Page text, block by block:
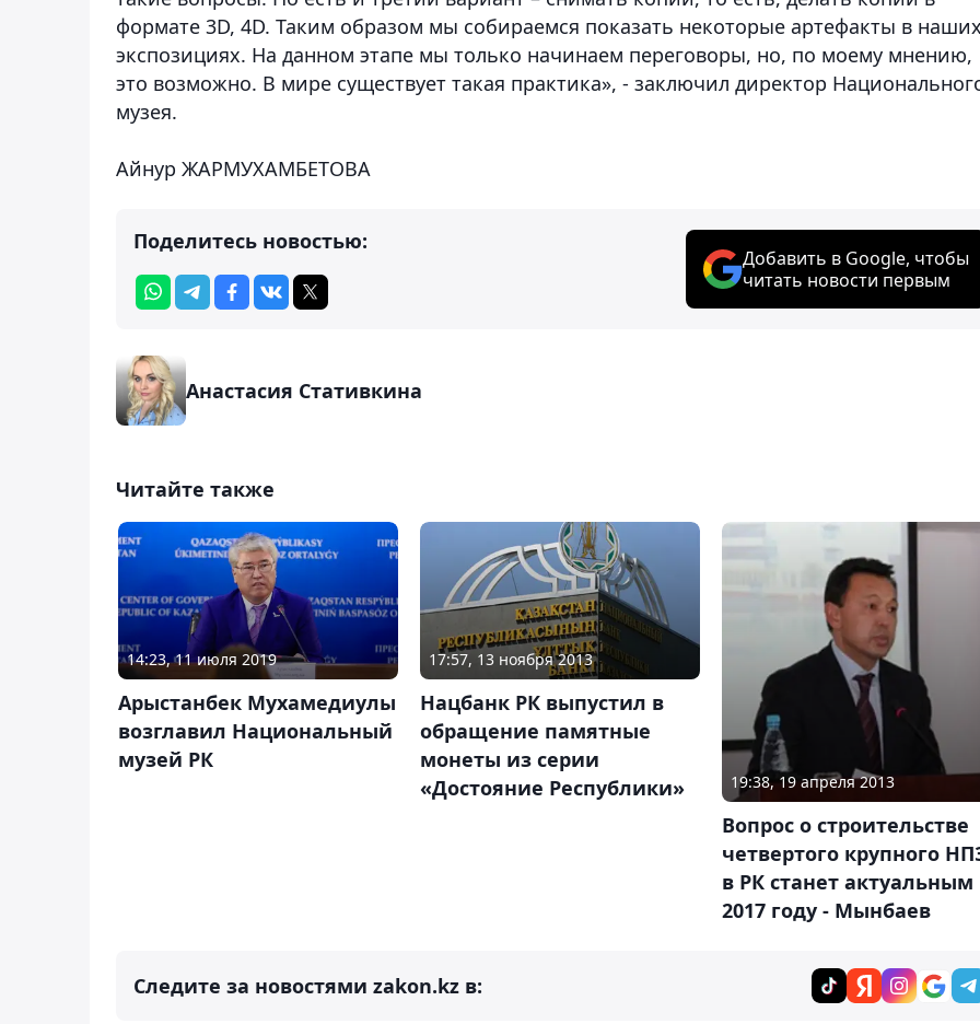
формате 3D, 4D. Таким образом мы собираемся показать некоторые артефакты в
экспозициях. На данном этапе мы только начинаем переговоры, но, по моему мнению,
это возможно. В мире существует такая практика», - заключил директор
музея.
Айнур ЖАРМУХАМБЕТОВА
Поделитесь новостью:
Добавить в Google, чтобы
читать новости первым
Анастасия Стативкина
Читайте также
14:23, 11 июля 2019
Арыстанбек Мухамедиулы
возглавил Национальный
музей РК
17:57, 13 ноября 2013
Нацбанк РК выпустил в
обращение памятные
монеты из серии
«Достояние Республики»
19:38, 19 апреля 2013
Вопрос о строительстве
четвертого крупного
в РК станет актуальным
2017 году - Мынбаев
Следите за новостями zakon.kz в: